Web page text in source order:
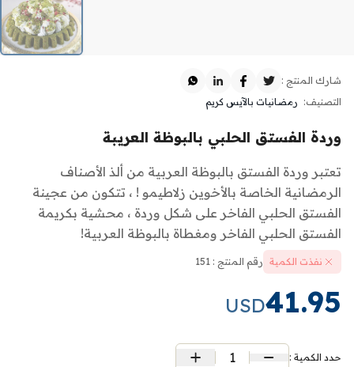
التصنيف: رمضانيات بالآيس كريم
شارك المنتج :
وردة الفستق الحلبي بالبوظة العريبة
تعتبر وردة الفستق بالبوظة العربية من ألذ الأصناف
الرمضانية الخاصة بالأخوين زلاطيمو ! ، تتكون من عجينة
الفستق الحلبي الفاخر على شكل وردة ، محشية بكريمة
الفستق الحلبي الفاخر ومغطاة بالبوظة العربية!
نفذت الكمية رقم المنتج : 151
41.95
USD
حدد الكمية : 1